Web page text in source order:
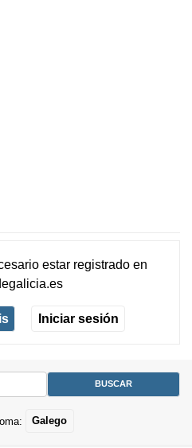
estar registradoen
Iniciar sesión
Galego